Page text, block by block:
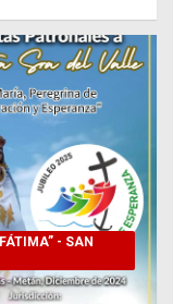
- SAN